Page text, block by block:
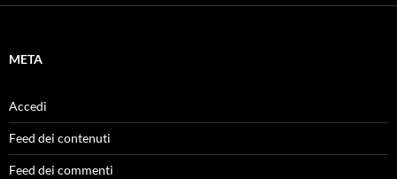
META
Accedi
Feed dei contenuti
Feed dei commenti